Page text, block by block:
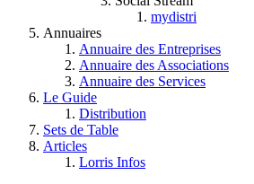
mydistri
Annuaires
Annuaire des Entreprises
Annuaire des Associations
Annuaire des Services
Le Guide
Distribution
Sets de Table
Articles
Lorris Infos